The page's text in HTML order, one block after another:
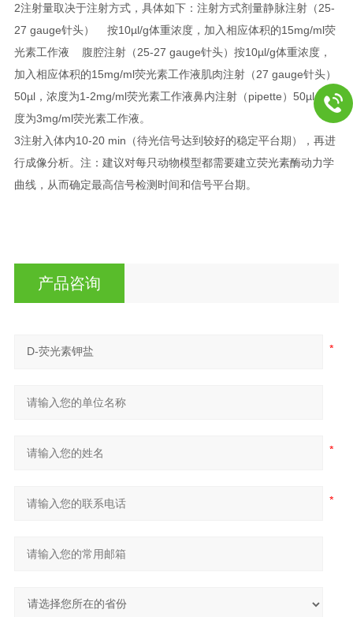
2注射量取决于注射方式，具体如下：注射方式剂量静脉注射（25-
27 gauge针头） 按10µl/g体重浓度，加入相应体积的15mg/ml荧
光素工作液 腹腔注射（25-27 gauge针头）按10µl/g体重浓度，
加入相应体积的15mg/ml荧光素工作液肌肉注射（27 gauge针头）
50µl，浓度为1-2mg/ml荧光素工作液鼻内注射（pipette）50µl，浓
度为3mg/ml荧光素工作液。
3注射入体内10-20 min（待光信号达到较好的稳定平台期），再进
行成像分析。注：建议对每只动物模型都需要建立荧光素酶动力学
曲线，从而确定最高信号检测时间和信号平台期。
产品咨询